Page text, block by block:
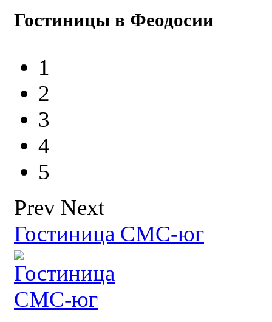
Гостиницы в Феодосии
1
2
3
4
5
Prev Next
Гостиница СМС-юг